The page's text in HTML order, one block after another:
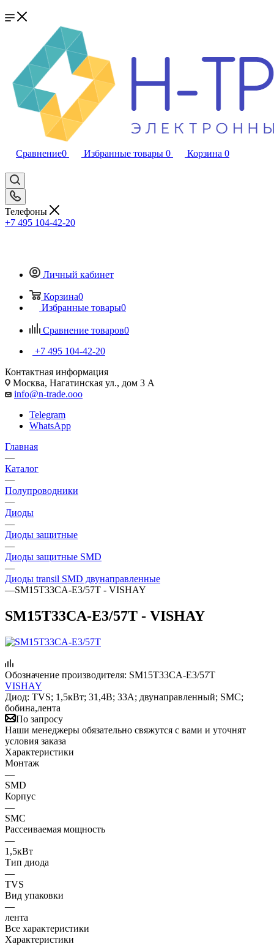
Сравнение0 Избранные товары 0 Корзина 0
Телефоны
+7 495 104-42-20
Личный кабинет
Корзина0
Избранные товары0
Сравнение товаров0
+7 495 104-42-20
Контактная информация
Москва, Нагатинская ул., дом 3 А
info@n-trade.ooo
Telegram
WhatsApp
Главная
—
Каталог
—
Полупроводники
—
Диоды
—
Диоды защитные
—
Диоды защитные SMD
—
Диоды transil SMD двунаправленные
—SM15T33CA-E3/57T - VISHAY
SM15T33CA-E3/57T - VISHAY
Обозначение производителя: SM15T33CA-E3/57T
VISHAY
Диод: TVS; 1,5кВт; 31,4В; 33А; двунаправленный; SMC;
бобина,лента
По запросу
Наши менеджеры обязательно свяжутся с вами и уточнят
условия заказа
Характеристики
Монтаж
—
SMD
Корпус
—
SMC
Рассеиваемая мощность
—
1,5кВт
Тип диода
—
TVS
Вид упаковки
—
лента
Все характеристики
Характеристики